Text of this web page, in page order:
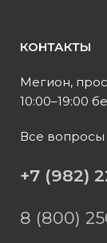
КОНТАКТЫ
Мегион,
10:00–19:00
Все вопросы
+7 (982)
8 (800)